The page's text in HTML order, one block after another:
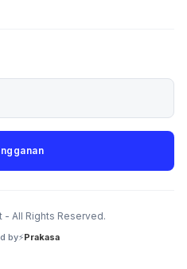
- All Rights Reserved.
by⚡Prakasa